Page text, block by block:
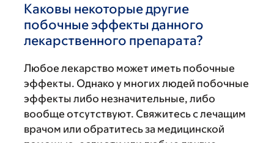
Каковы некоторые другие
побочные эффекты данного
лекарственного препарата?
Любое лекарство может иметь побочные
эффекты. Однако у многих людей побочные
эффекты либо незначительные, либо
вообще отсутствуют. Свяжитесь с лечащим
врачом или обратитесь за медицинской